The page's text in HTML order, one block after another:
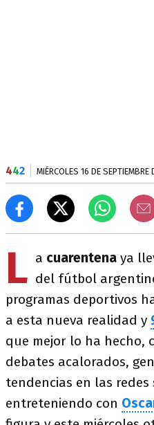
442 MIÉRCOLES 16 DE SEPTIEMBRE
L a cuarentena ya
del fútbol
programas deportivos
a esta nueva realidad y
que mejor lo ha hecho,
debates acalorados,
tendencias en las redes
entreteniendo con